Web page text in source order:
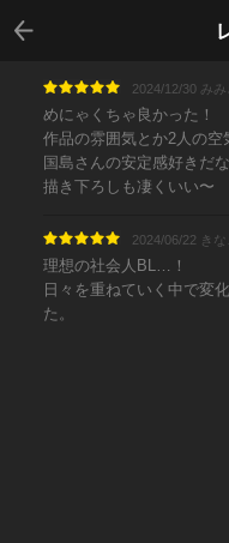
戻る
2024/12/30 みみ
めにゃくちゃ良かった！
作品の雰囲気とか2人の空
国島さんの安定感好きだ
描き下ろしも凄くいい〜
2024/06/22 きな
理想の社会人BL…！
日々を重ねていく中で変
た。